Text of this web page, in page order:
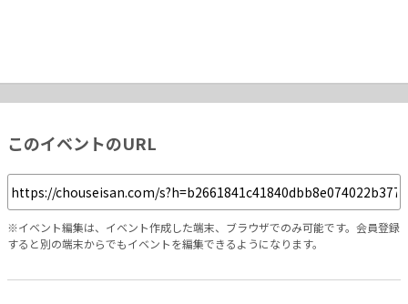
このイベントのURL
※イベント編集は、イベント作成した端末、ブラウザでのみ可能です。会員登録
すると別の端末からでもイベントを編集できるようになります。